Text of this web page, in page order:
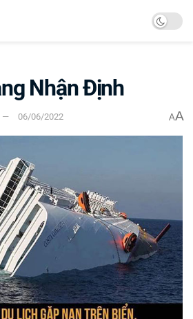
Nhận Định
06/06/2022 AA